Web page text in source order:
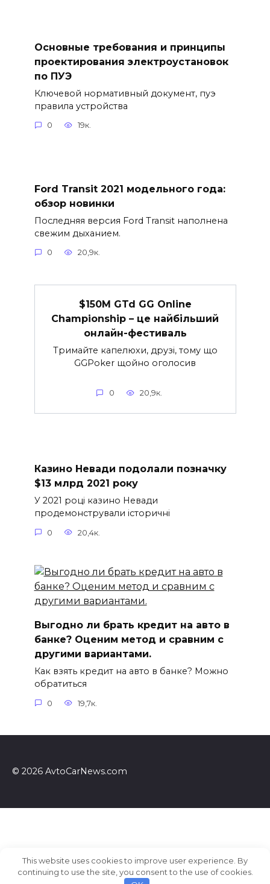
Основные требования и принципы
проектирования электроустановок
по ПУЭ
Ключевой нормативный документ, пуэ
правила устройства
0 19к.
Ford Transit 2021 модельного года:
обзор новинки
Последняя версия Ford Transit наполнена
свежим дыханием.
0 20,9к.
$150M GTd GG Online
Championship – це найбільший
онлайн-фестиваль
Тримайте капелюхи, друзі, тому що
GGPoker щойно оголосив
0 20,9к.
Казино Невади подолали позначку
$13 млрд 2021 року
У 2021 році казино Невади
продемонстрували історичні
0 20,4к.
Выгодно ли брать кредит на авто в
банке? Оценим метод и сравним с
другими вариантами.
Как взять кредит на авто в банке? Можно
обратиться
0 19,7к.
© 2026 AvtoCarNews.com
This website uses cookies to improve user experience. By
continuing to use the site, you consent to the use of cookies.